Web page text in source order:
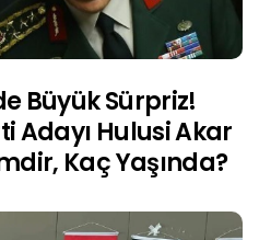
Büyük Sürpriz!
Adayı Hulusi Akar
Kaç Yaşında?